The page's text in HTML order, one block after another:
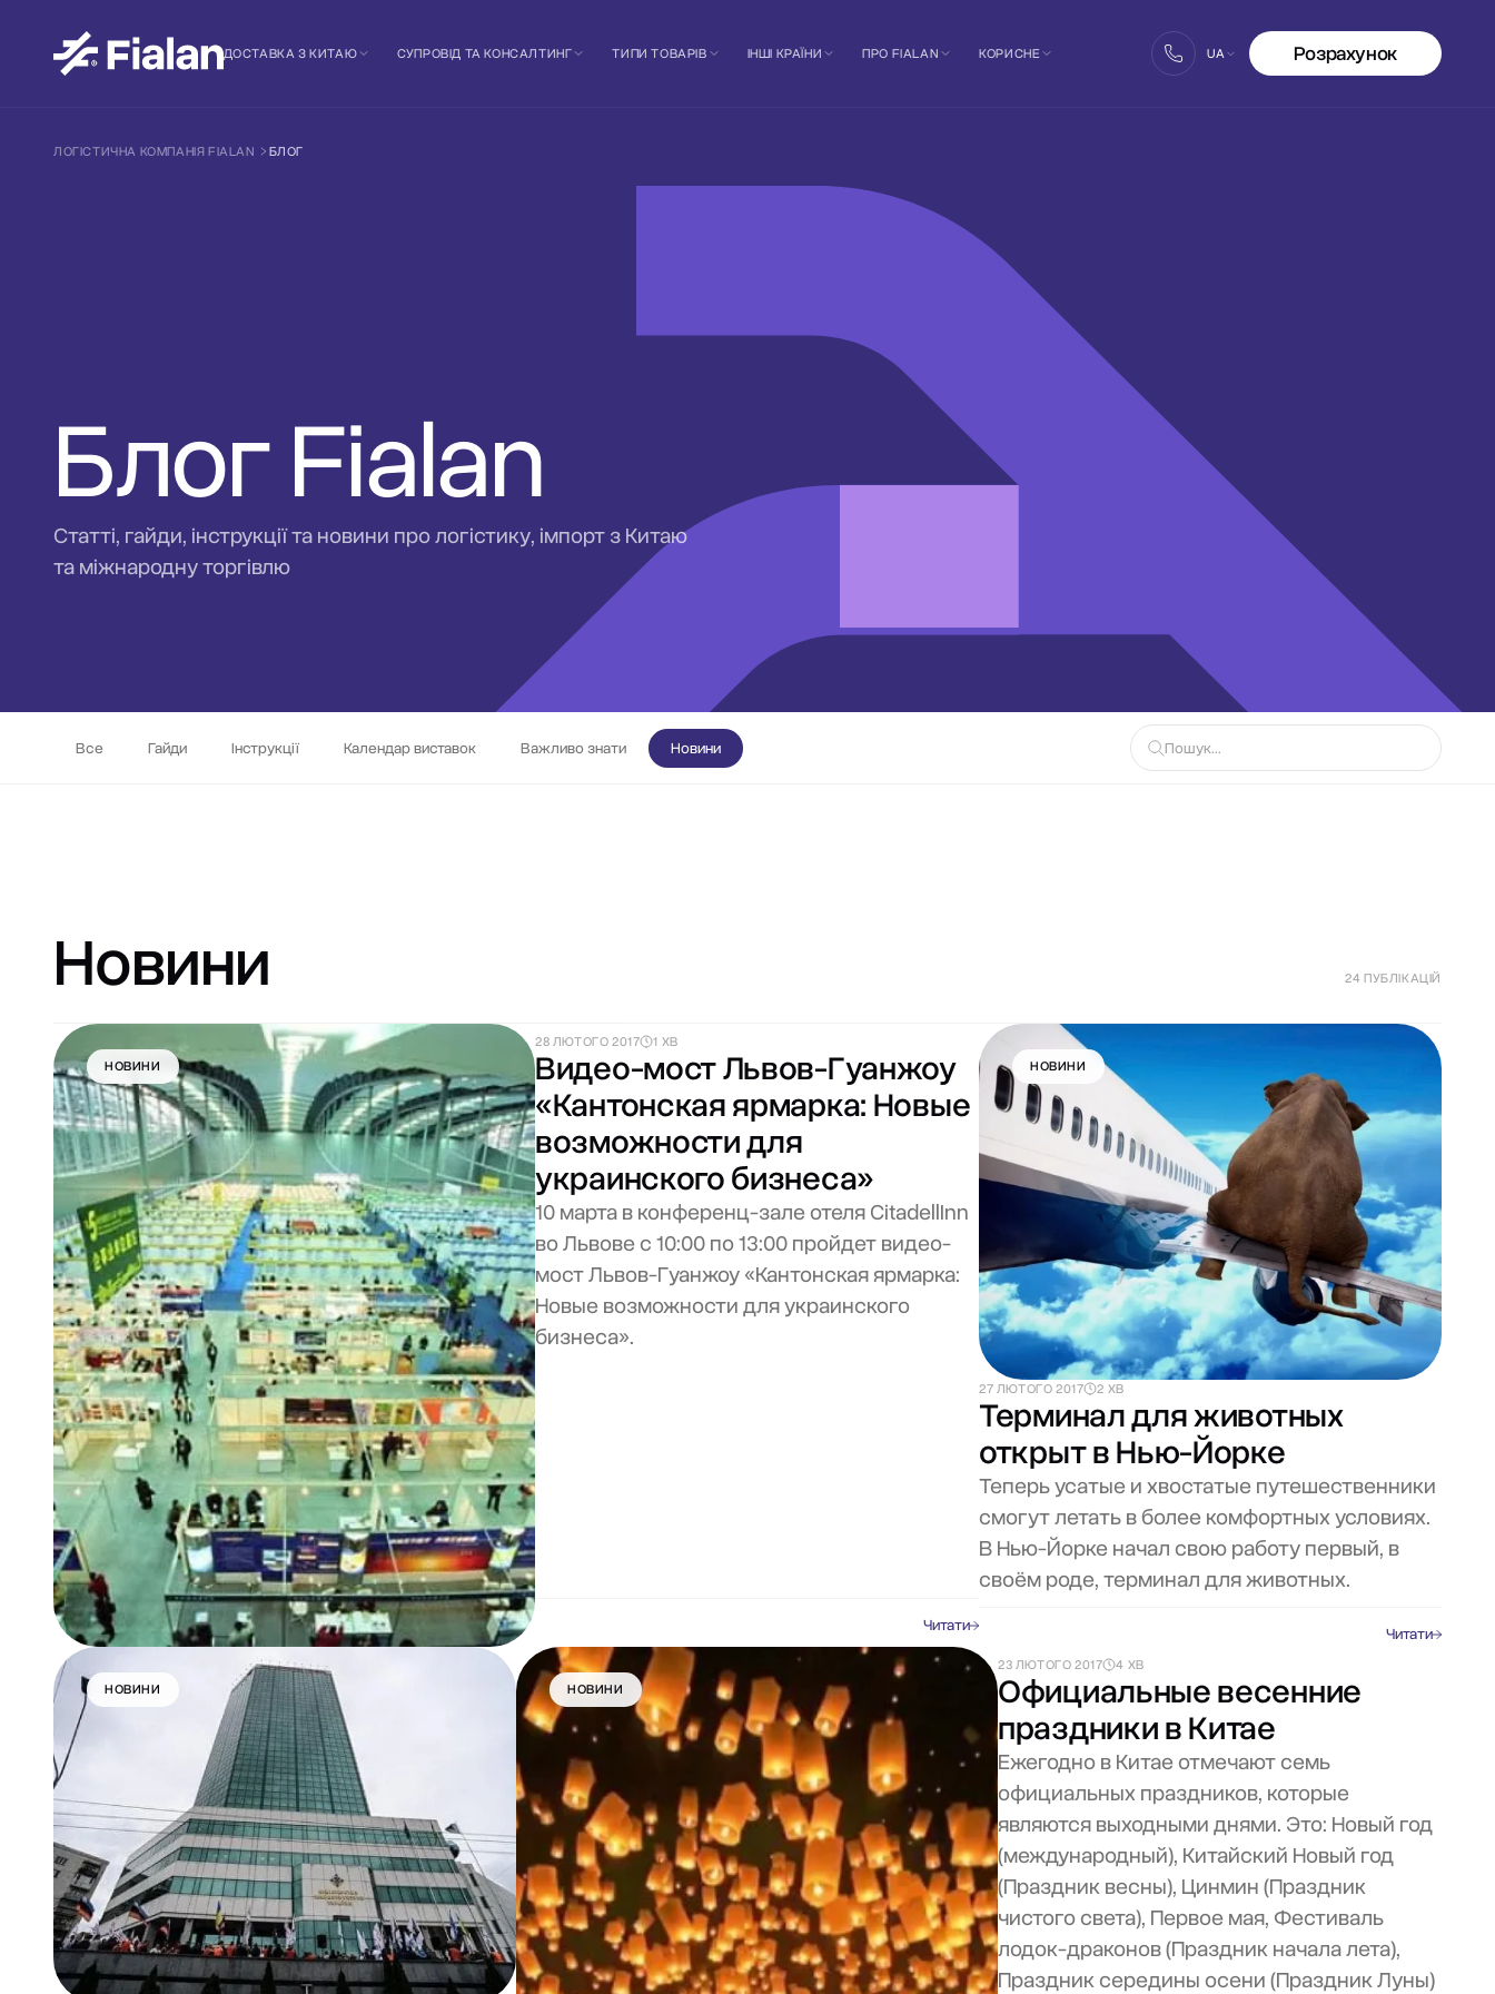
ДОСТАВКА З КИТАЮ СУПРОВІД ТА КОНСАЛТИНГ ТИПИ ТОВАРІВ ІНШІ КРАЇНИ ПРО FIALAN КОРИСНЕ UA Розрахунок
ЛОГІСТИЧНА КОМПАНІЯ FIALAN БЛОГ
Блог Fialan
Статті, гайди, інструкції та новини про логістику, імпорт з Китаю
та міжнародну торгівлю
Все Гайди Інструкції Календар виставок Важливо знати Новини
Новини 24 ПУБЛІКАЦІЙ
НОВИНИ
28 ЛЮТОГО 2017 1 ХВ
Видео-мост Львов-Гуанжоу
«Кантонская ярмарка: Новые
возможности для
украинского бизнеса»
10 марта в конференц-зале отеля CitadellInn
во Львове с 10:00 по 13:00 пройдет видео-
мост Львов-Гуанжоу «Кантонская ярмарка:
Новые возможности для украинского
бизнеса».
Читати
НОВИНИ
27 ЛЮТОГО 2017 2 ХВ
Терминал для животных
открыт в Нью-Йорке
Теперь усатые и хвостатые путешественники
смогут летать в более комфортных условиях.
В Нью-Йорке начал свою работу первый, в
своём роде, терминал для животных.
Читати
НОВИНИ НОВИНИ
23 ЛЮТОГО 2017 4 ХВ
Официальные весенние
праздники в Китае
Ежегодно в Китае отмечают семь
официальных праздников, которые
являются выходными днями. Это: Новый год
(международный), Китайский Новый год
(Праздник весны), Цинмин (Праздник
чистого света), Первое мая, Фестиваль
лодок-драконов (Праздник начала лета),
Праздник середины осени (Праздник Луны)